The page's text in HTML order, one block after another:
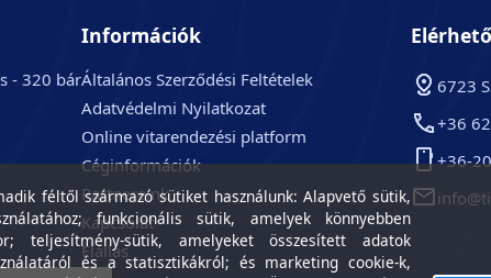
- 320 bár
Információk
Általános Szerződési Feltételek
Adatvédelmi Nyilatkozat
Online vitarendezési platform
Céginformációk
Partnereink
Kapcsolat
Elállás
6723
+36
+36-
féltől származó sütiket használunk: Alapvető sütik,
funkcionális sütik, amelyek könnyebben
teljesítmény-sütik, amelyeket összesített adatok
és a statisztikákról; és marketing cookie-k,